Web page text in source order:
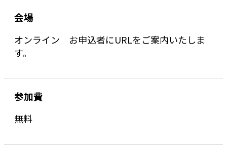
会場
オンライン お申込者にURLをご案内いたしま
す。
参加費
無料